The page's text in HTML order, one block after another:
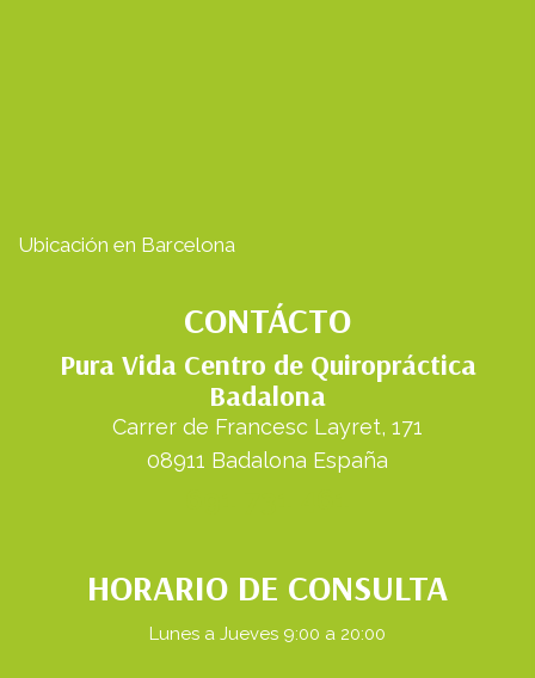
Ubicación en Barcelona
CONTÁCTO
Pura Vida Centro de Quiropráctica
Badalona
Carrer de Francesc Layret, 171
08911 Badalona España
HORARIO DE CONSULTA
Lunes a Jueves 9:00 a 20:00